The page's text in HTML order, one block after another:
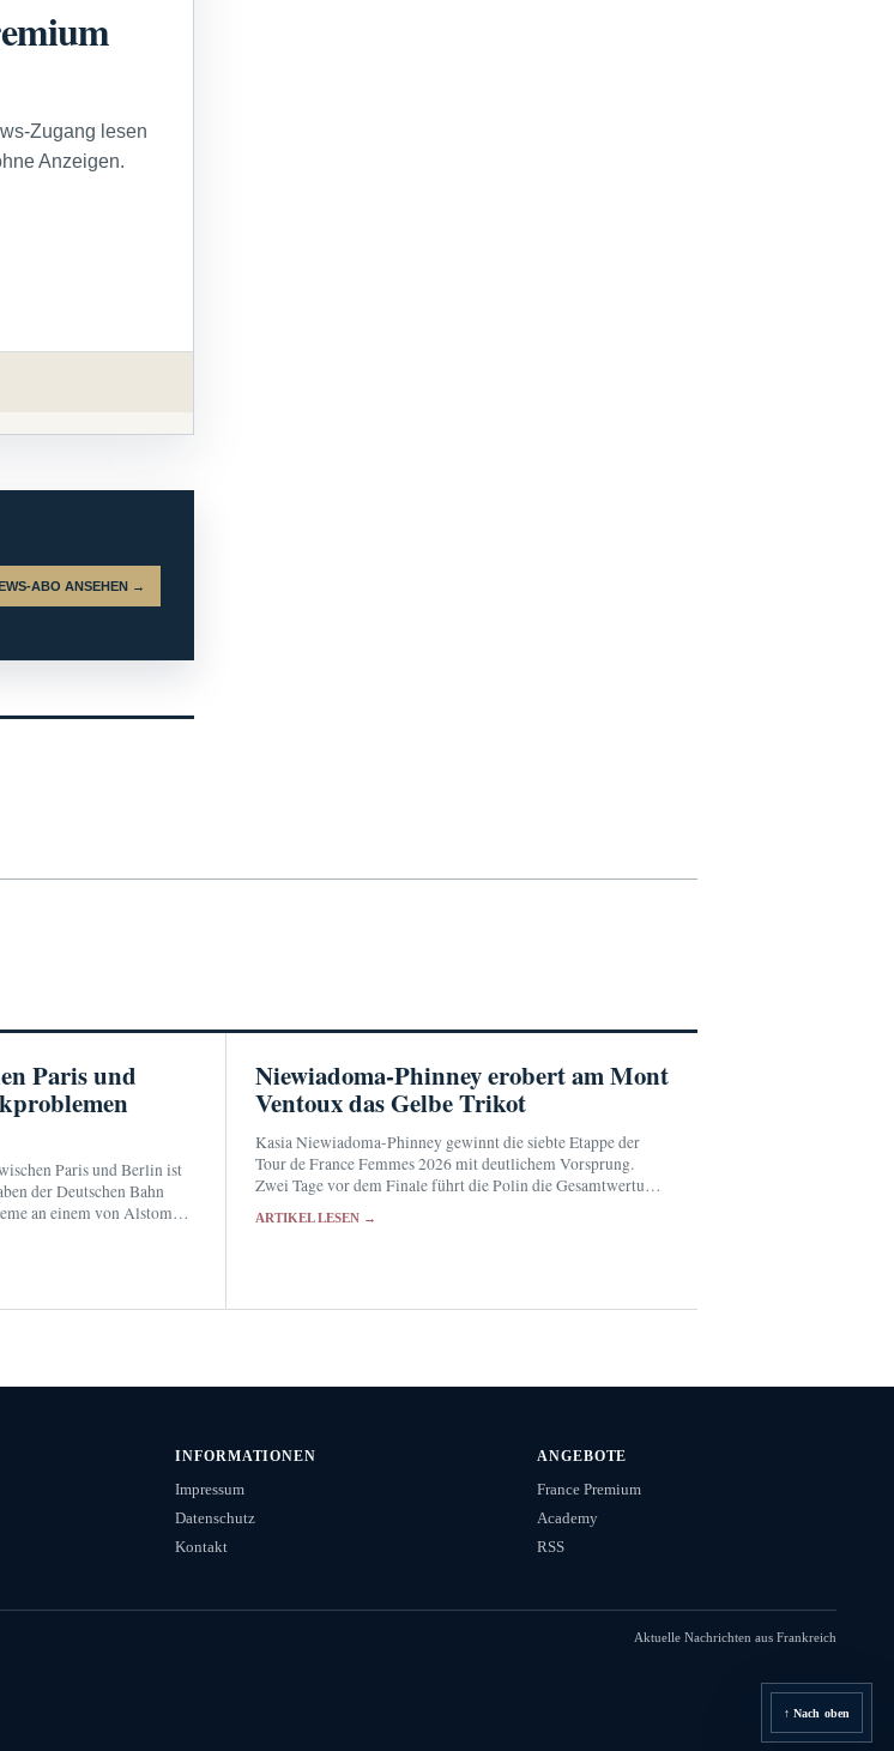
Zugang lesen
Anzeigen.
ABO ANSEHEN →
Paris und
Paris und Berlin ist
der Deutschen Bahn
an einem von Alstom
Niewiadoma-Phinney erobert am Mont
Ventoux das Gelbe Trikot
Kasia Niewiadoma-Phinney gewinnt die siebte Etappe der
Tour de France Femmes 2026 mit deutlichem Vorsprung.
Zwei Tage vor dem Finale führt die Polin die Gesamtwertung
ARTIKEL LESEN →
INFORMATIONEN
Impressum
Datenschutz
Kontakt
ANGEBOTE
France Premium
Academy
RSS
Aktuelle Nachrichten aus Frankreich
↑ Nach oben